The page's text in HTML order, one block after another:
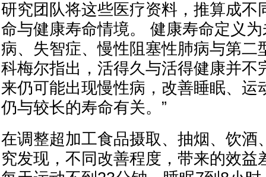
研究团队将这些医疗资料，推算成不
命与健康寿命情境。 健康寿命定义
病、失智症、慢性阻塞性肺病与第二
科梅尔指出，活得久与活得健康并不
来仍可能出现慢性病，改善睡眠、运
仍与较长的寿命有关。”
在调整超加工食品摄取、抽烟、饮酒
究发现，不同改善程度，带来的效益